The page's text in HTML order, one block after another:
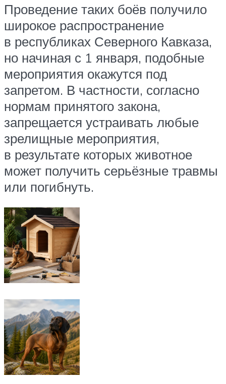
Проведение таких боёв получило
широкое распространение
в республиках Северного Кавказа,
но начиная с 1 января, подобные
мероприятия окажутся под
запретом. В частности, согласно
нормам принятого закона,
запрещается устраивать любые
зрелищные мероприятия,
в результате которых животное
может получить серьёзные травмы
или погибнуть.